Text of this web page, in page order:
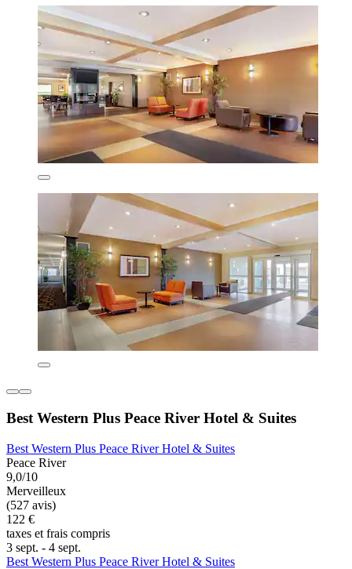
Best Western Plus Peace River Hotel & Suites
Best Western Plus Peace River Hotel & Suites
Peace River
9,0/10
Merveilleux
(527 avis)
122 €
taxes et frais compris
3 sept. - 4 sept.
Best Western Plus Peace River Hotel & Suites